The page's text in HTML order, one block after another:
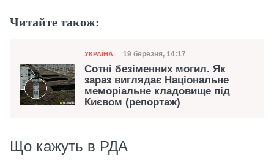
Читайте також:
Категорія
УКРАЇНА Дата публікації
19 березня, 14:17
Сотні безіменних могил. Як
зараз виглядає Національне
меморіальне кладовище під
Києвом (репортаж)
Що кажуть в РДА